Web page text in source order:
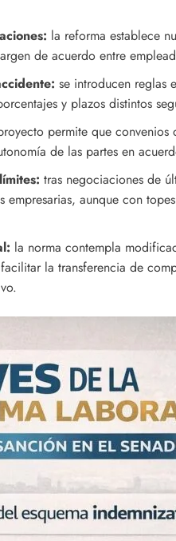
la reforma establece
de acuerdo entre
se introducen reglas
y plazos distintos
permite que convenios
de las partes en
tras negociaciones de
aunque con
la norma contempla
la transferencia de